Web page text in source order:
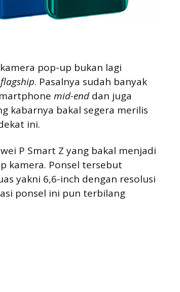
pop-up bukan lagi
flagship. Pasalnya sudah banyak
mid-enddan juga
kabarnya bakal segera merilis
ini.
P Smart Z yang bakal menjadi
kamera. Ponsel tersebut
yakni 6,6-inch dengan resolusi
ponsel ini pun terbilang